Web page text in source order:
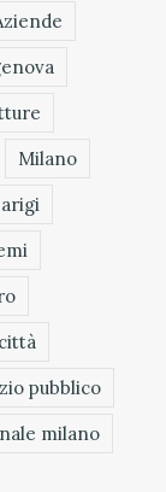
Milano
pubblico
milano